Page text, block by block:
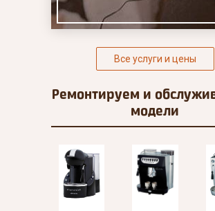
Все услуги и цены
Ремонтируем и
модели